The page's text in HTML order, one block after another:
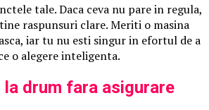
tale. Daca ceva nu pare in regula,
raspunsuri clare. Meriti o masina
iar tu nu esti singur in efortul de a
o alegere inteligenta.
la drum fara asigurare